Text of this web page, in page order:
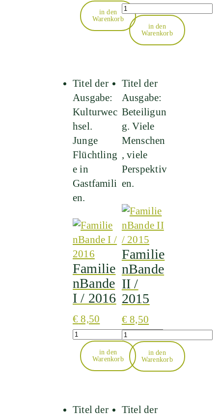
in den
Warenkorb
Quantity
in den
Warenkorb
Titel der
Ausgabe:
Kulturwec
hsel.
Junge
Flüchtling
e in
Gastfamili
en.
Familie
nBande
I / 2016
€ 8,50
Quantity
in den
Warenkorb
Titel der
Ausgabe:
Beteiligun
g. Viele
Menschen
, viele
Perspektiv
en.
Familie
nBande
II /
2015
€ 8,50
Quantity
in den
Warenkorb
Titel der
Titel der